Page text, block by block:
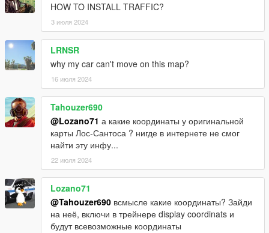
HOW TO INSTALL TRAFFIC?
3 июля 2024
LRNSR
why my car can't move on this map?
16 июля 2024
Tahouzer690
@Lozano71 а какие координаты у оригинальной
карты Лос-Сантоса ? нигде в интернете не смог
найти эту инфу...
22 июля 2024
Lozano71
@Tahouzer690 всмысле какие координаты? Зайди
на неё, включи в трейнере display coordinats и
будут всевозможные координаты